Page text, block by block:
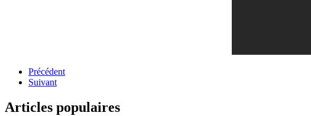
Précédent
Suivant
Articles populaires